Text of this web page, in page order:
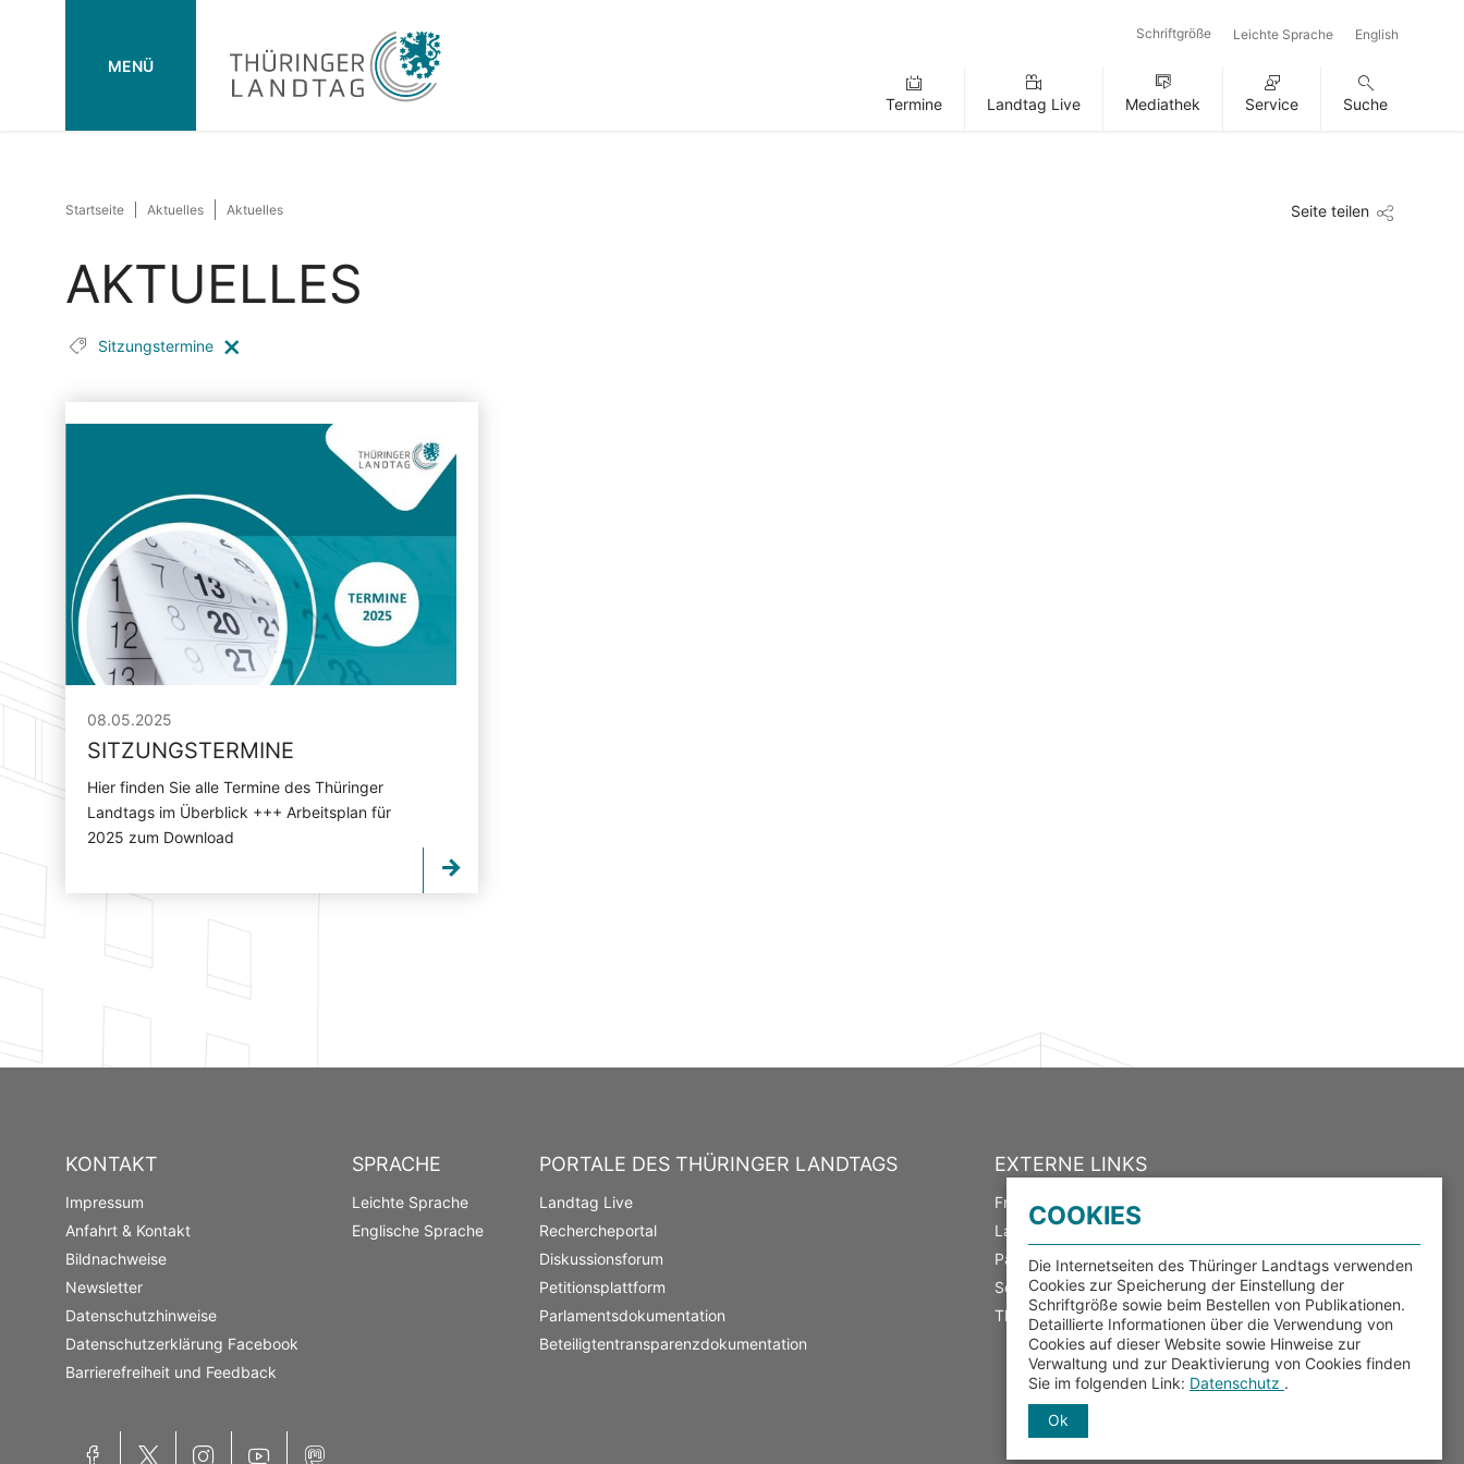
MENÜ
Schriftgröße Leichte Sprache English
Termine Landtag Live Mediathek Service Suche
Startseite Aktuelles Aktuelles Seite teilen
AKTUELLES
Sitzungstermine
08.05.2025
SITZUNGSTERMINE
Hier finden Sie alle Termine des Thüringer
Landtags im Überblick +++ Arbeitsplan für
2025 zum Download
KONTAKT
Impressum
Anfahrt & Kontakt
Bildnachweise
Newsletter
Datenschutzhinweise
Datenschutzerklärung Facebook
Barrierefreiheit und Feedback
SPRACHE
Leichte Sprache
Englische Sprache
PORTALE DES THÜRINGER LANDTAGS
Landtag Live
Rechercheportal
Diskussionsforum
Petitionsplattform
Parlamentsdokumentation
Beteiligtentransparenzdokumentation
EXTERNE LINKS
Freistaat Thüringen
Landeswahlleiter
Parlamentsspiegel
Serviceportal Thüringen
Thüringer Transparenzportal
Facebook X InstagramYouTube Mastodon
COOKIES
Die Internetseiten des Thüringer Landtags verwenden
Cookies zur Speicherung der Einstellung der
Schriftgröße sowie beim Bestellen von Publikationen.
Detaillierte Informationen über die Verwendung von
Cookies auf dieser Website sowie Hinweise zur
Verwaltung und zur Deaktivierung von Cookies finden
Sie im folgenden Link: Datenschutz .
Ok